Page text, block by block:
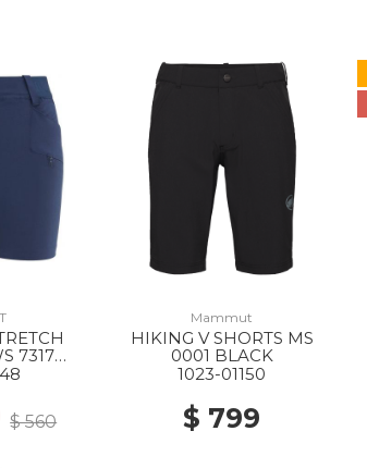
7317
$ 560
Mammut
HIKING V SHORTS MS
0001 BLACK
1023-01150
$ 799